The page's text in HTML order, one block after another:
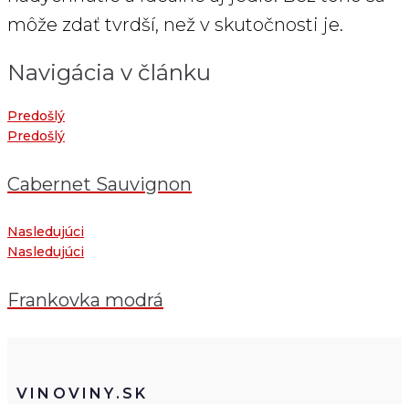
môže zdať tvrdší, než v skutočnosti je.
Navigácia v článku
Predošlý
Predošlý
Cabernet Sauvignon
Nasledujúci
Nasledujúci
Frankovka modrá
VINOVINY.SK